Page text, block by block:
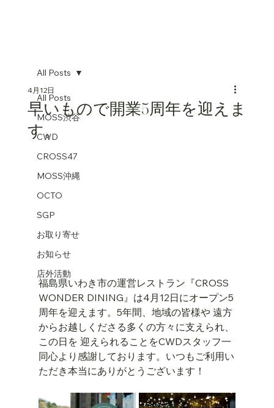
All Posts
MOSS渋谷
CWD
CROSS47
MOSS沖縄
OCTO
SGP
お取り寄せ
お知らせ
店外活動
All Posts
早いもので開業5周年を迎えま
す。
4月12日
福島県いわき市の運営レストラン『CROSS
WONDER DINING』は4月12日にオープン5
周年を迎えます。5年間、地域の皆様や 遠方
からお越しくださる多くの方々に支えられ、
この日を 迎えられることをCWDスタッフ一
同心より感謝しております。いつもご利用い
ただき本当にありがとうございます！